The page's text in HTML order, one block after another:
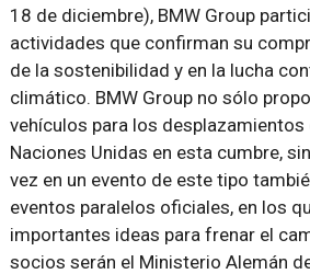
18 de diciembre), BMW Group
actividades que confirman su
de la sostenibilidad y en la lucha
climático. BMW Group no sólo
vehículos para los
Naciones Unidas en esta cumbre,
vez en un evento de este tipo
eventos paralelos oficiales, en los
importantes ideas para frenar el
socios serán el Ministerio Alemán